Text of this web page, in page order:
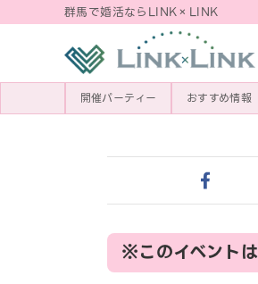
群馬で婚活ならLINK×LINK
開催パーティー おすすめ情報
※このイベント